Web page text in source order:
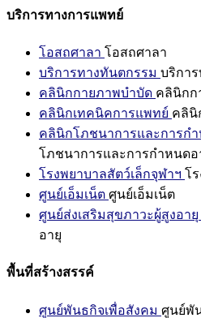
บริการทางการแพทย์
โอสถศาลา โอสถศาลา
บริการทางทันตกรรม บริกา
คลินิกกายภาพบำบัด คลินิกก
คลินิกเทคนิคการแพทย์ คลินิ
คลินิกโภชนาการและการก
โภชนาการและการกำหนดอ
โรงพยาบาลสัตว์เล็กจุฬาฯ โ
ศูนย์เอ็มเน็ต ศูนย์เอ็มเน็ต
ศูนย์ส่งเสริมสุขภาวะผู้สูงอายุ
อายุ
พื้นที่สร้างสรรค์
ศูนย์พันธกิจเพื่อสังคม ศูนย์พั